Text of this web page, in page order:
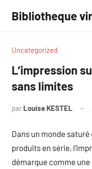
contenu
Bibliotheque
Uncategorized
L’impression
sans limites
par Louise KESTEL
Dans un monde saturé
produits en série,
démarque comme